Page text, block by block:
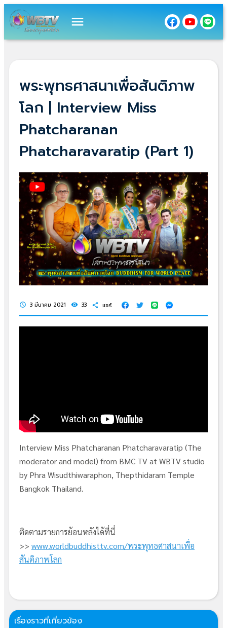
menu
พระพุทธศาสนาเพื่อสันติภาพ
โลก | Interview Miss
Phatcharanan
Phatcharavaratip (Part 1)
schedule 3 มีนาคม 2021 visibility 33 share แชร์
Interview Miss Phatcharanan Phatcharavaratip (The
moderator and model) from BMC TV at WBTV studio
by Phra Wisudthiwaraphon, Thepthidaram Temple
Bangkok Thailand.
ติดตามรายการย้อนหลังได้ที่นี่
>> www.worldbuddhisttv.com/พระพุทธศาสนาเพื่อ
สันติภาพโลก
เรื่องราวที่เกี่ยวข้อง